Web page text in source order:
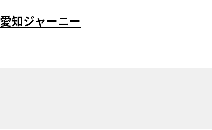
愛知ジャーニー